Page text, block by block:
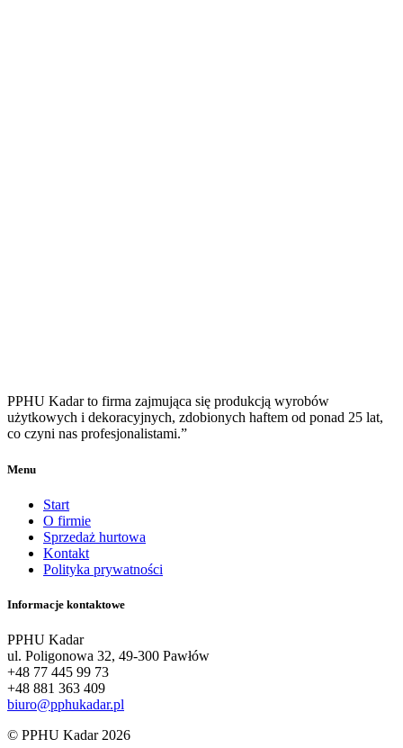
PPHU Kadar to firma zajmująca się produkcją wyrobów
użytkowych i dekoracyjnych, zdobionych haftem od ponad 25 lat,
co czyni nas profesjonalistami.”
Menu
Start
O firmie
Sprzedaż hurtowa
Kontakt
Polityka prywatności
Informacje kontaktowe
PPHU Kadar
ul. Poligonowa 32, 49-300 Pawłów
+48 77 445 99 73
+48 881 363 409
biuro@pphukadar.pl
© PPHU Kadar 2026